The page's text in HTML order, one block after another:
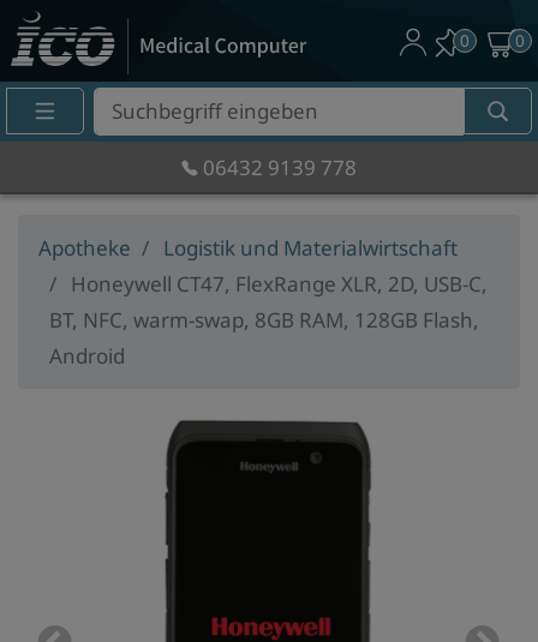
Suche
Eingabefeld
0 0
06432 9139 778
Apotheke
Logistik und Materialwirtschaft
Honeywell CT47, FlexRange XLR, 2D, USB-C,
BT, NFC, warm-swap, 8GB RAM, 128GB Flash,
Android